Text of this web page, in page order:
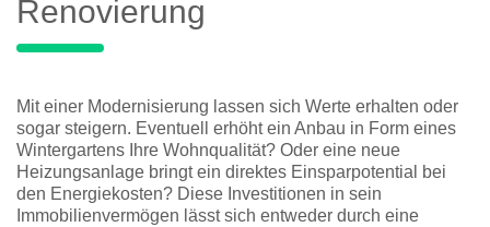
Renovierung
Mit einer Modernisierung lassen sich Werte erhalten oder
sogar steigern. Eventuell erhöht ein Anbau in Form eines
Wintergartens Ihre Wohnqualität? Oder eine neue
Heizungsanlage bringt ein direktes Einsparpotential bei
den Energiekosten? Diese Investitionen in sein
Immobilienvermögen lässt sich entweder durch eine